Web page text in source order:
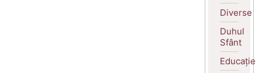
Diverse
Duhul
Sfânt
Educație